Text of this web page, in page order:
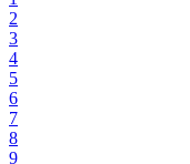
2
3
4
5
6
7
8
9